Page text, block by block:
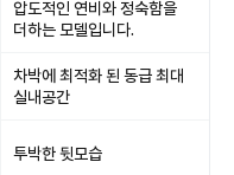
압도적인 연비와 정숙함을
더하는 모델입니다.
차박에 최적화 된 동급 최대
실내공간
투박한 뒷모습